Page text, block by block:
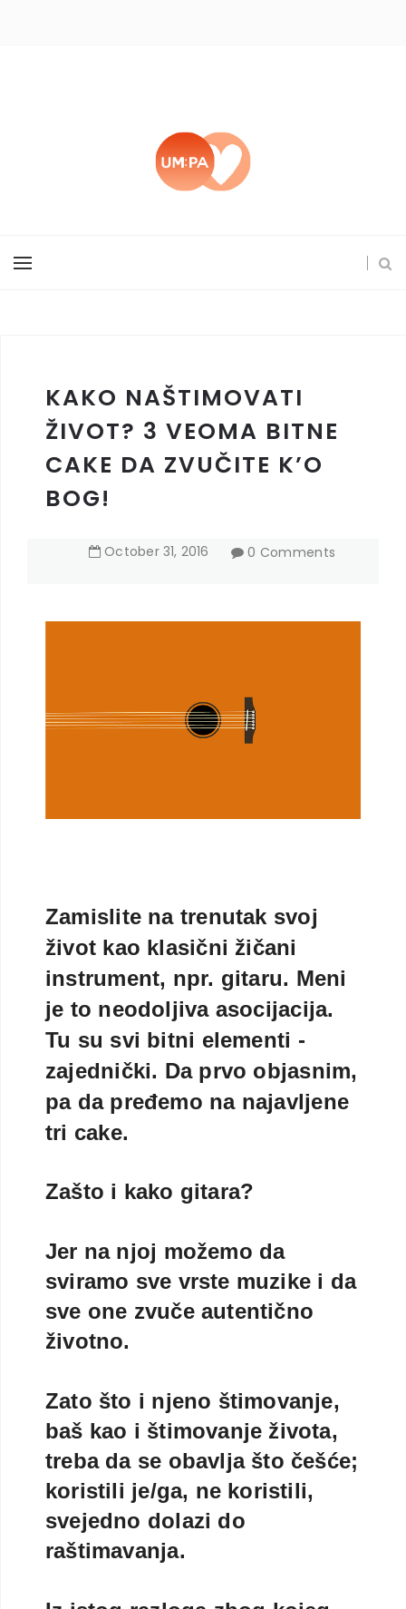
KAKO NAŠTIMOVATI
ŽIVOT? 3 VEOMA BITNE
CAKE DA ZVUČITE K’O
BOG!
October 31, 2016 0 Comments
Zamislite na trenutak svoj
život kao klasični žičani
instrument, npr. gitaru. Meni
je to neodoljiva asocijacija.
Tu su svi bitni elementi -
zajednički. Da prvo objasnim,
pa da pređemo na najavljene
tri cake.
Zašto i kako gitara?
Jer na njoj možemo da
sviramo sve vrste muzike i da
sve one zvuče autentično
životno.
Zato što i njeno štimovanje,
baš kao i štimovanje života,
treba da se obavlja što češće;
koristili je/ga, ne koristili,
svejedno dolazi do
raštimavanja.